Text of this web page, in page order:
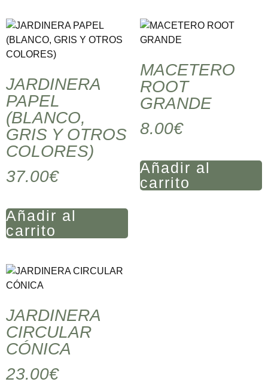
JARDINERA
PAPEL
(BLANCO,
GRIS Y OTROS
COLORES)
37.00€
Añadir al
carrito
MACETERO
ROOT
GRANDE
8.00€
Añadir al
carrito
JARDINERA
CIRCULAR
CÓNICA
23.00€